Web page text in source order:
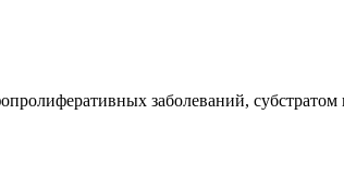
заболеваний, субстратом